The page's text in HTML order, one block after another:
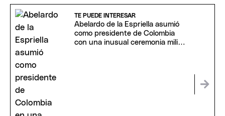
TE PUEDE INTERESAR
Abelardo de la Espriella asumió
como presidente de Colombia
con una inusual ceremonia militar